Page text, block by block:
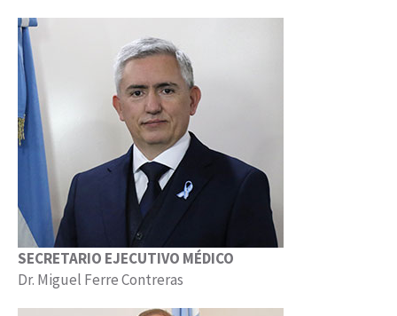
SECRETARIO EJECUTIVO MÉDICO
Dr. Miguel Ferre Contreras